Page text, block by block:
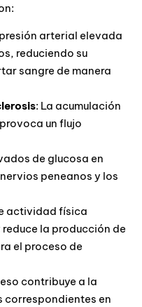
arterial elevada
reduciendo su
sangre de manera
: La acumulación
un flujo
de glucosa en
peneanos y los
actividad física
la producción de
el proceso de
contribuye a la
correspondientes en